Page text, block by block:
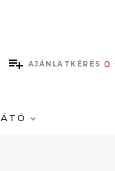
AJÁNLATKÉRÉS 0